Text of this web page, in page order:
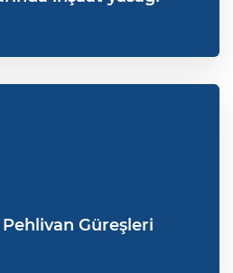
Pehlivan Güreşleri